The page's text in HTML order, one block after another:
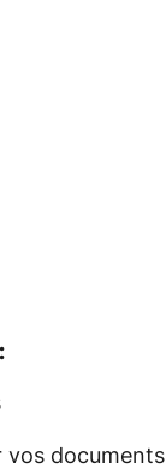
vos documents